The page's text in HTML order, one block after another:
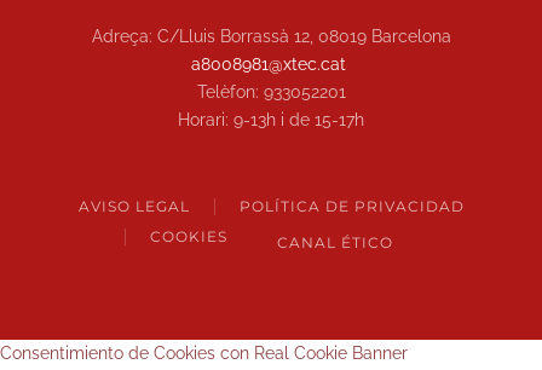
Adreça: C/Lluis Borrassà 12, 08019 Barcelona
a8008981@xtec.cat
Telèfon: 933052201
Horari: 9-13h i de 15-17h
AVISO LEGAL
POLÍTICA DE PRIVACIDAD
COOKIES
CANAL ÉTICO
Consentimiento de Cookies con Real Cookie Banner